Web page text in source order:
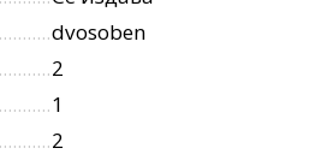
dvosoben
2
1
2